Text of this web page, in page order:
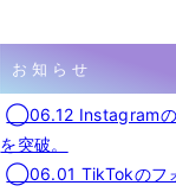
お知らせ
◯06.12 Instagramの
を突破。
◯06.01 TikTokのフ